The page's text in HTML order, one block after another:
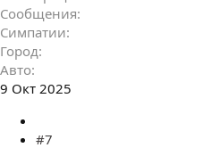
Сообщения
Симпатии
Город
Авто
9 Окт 2025
#7